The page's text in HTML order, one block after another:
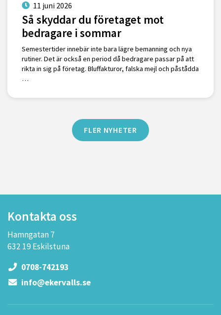
11 juni 2026
Så skyddar du företaget mot
bedragare i sommar
Semestertider innebär inte bara lägre bemanning och nya
rutiner. Det är också en period då bedragare passar på att
rikta in sig på företag. Bluffakturor, falska mejl och påstådda
…
FLER NYHETER
Kontakta oss
Hamngatan 7
632 19 Eskilstuna
0708-742193
info@ekervalls.se